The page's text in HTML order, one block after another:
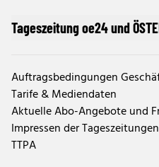
Tageszeitung oe24 und
Auftragsbedingungen
Tarife & Mediendaten
Aktuelle Abo-Angebote und
Impressen der
TTPA